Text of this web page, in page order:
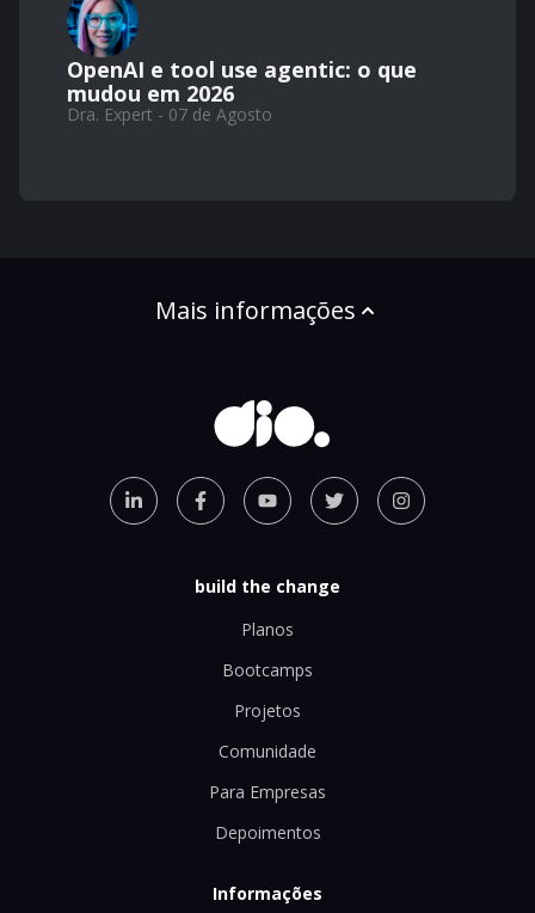
OpenAI e tool use agentic: o que
mudou em 2026
Dra. Expert - 07 de Agosto
Mais informações
build the change
Planos
Bootcamps
Projetos
Comunidade
Para Empresas
Depoimentos
Informações